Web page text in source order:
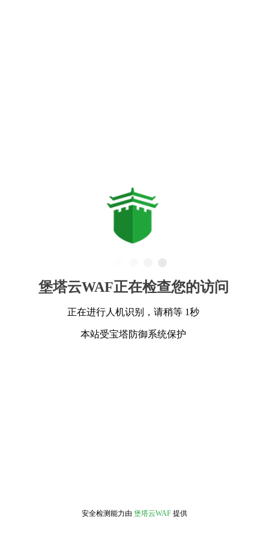
堡塔云WAF正在检查您的访问
正在进行人机识别，请稍等 1秒
本站受宝塔防御系统保护
安全检测能力由 堡塔云WAF 提供